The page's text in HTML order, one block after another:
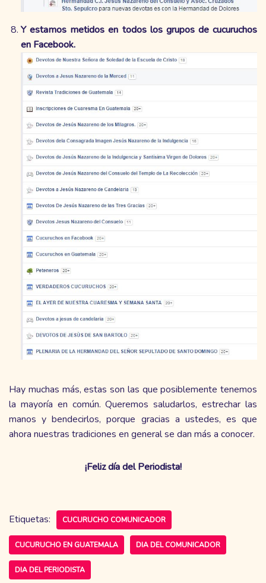
Y estamos metidos en todos los grupos de cucuruchos
en Facebook.
Hay muchas más, estas son las que posiblemente tenemos
la mayoría en común. Queremos saludarlos, estrechar las
manos y bendecirlos, porque gracias a ustedes, es que
ahora nuestras tradiciones en general se dan más a conocer.
¡Feliz día del Periodista!
Etiquetas: CUCURUCHO COMUNICADOR
CUCURUCHO EN GUATEMALA DIA DEL COMUNICADOR
DIA DEL PERIODISTA